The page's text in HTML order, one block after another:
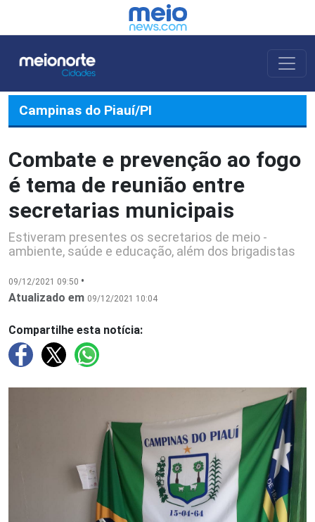
Campinas do Piauí/PI
Combate e prevenção ao fogo
é tema de reunião entre
secretarias municipais
Estiveram presentes os secretarios de meio -
ambiente, saúde e educação, além dos brigadistas
09/12/2021 09:50 •
Atualizado em 09/12/2021 10:04
Compartilhe esta notícia: